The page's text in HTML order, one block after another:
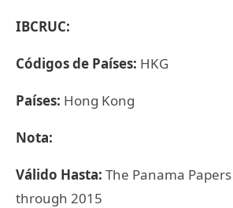
IBCRUC:
Códigos de Países: HKG
Países: Hong Kong
Nota:
Válido Hasta: The Panama
through 2015